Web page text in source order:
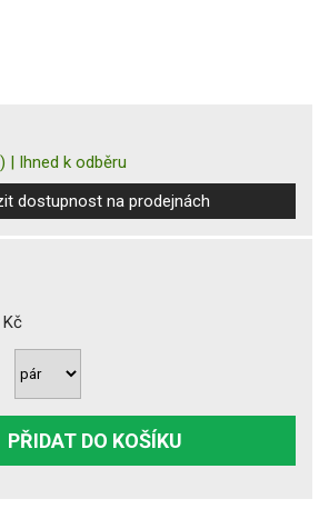
| Ihned k odběru
dostupnost na prodejnách
Kč
PŘIDAT DO KOŠÍKU